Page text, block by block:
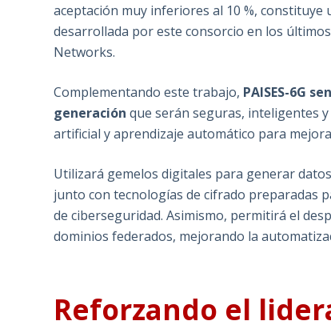
aceptación muy inferiores al 10 %,
desarrollada por este consorcio en los últimos
Networks.
Complementando este trabajo, PAISES-6G
generación que serán seguras, inteligentes
artificial y aprendizaje automático para
Utilizará gemelos digitales para generar
junto con tecnologías de cifrado preparadas
de ciberseguridad. Asimismo, permitirá el
dominios federados, mejorando la
Reforzando el